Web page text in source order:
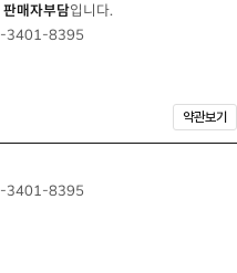
판매자부담입니다.
3401-8395
약관보기
3401-8395